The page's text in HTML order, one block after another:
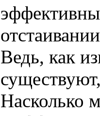
Ведь, как
Насколько